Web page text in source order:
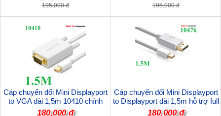
195,000 đ 195,000 đ
Cáp chuyển đổi Mini Displayport
to VGA dài 1,5m 10410 chính
hãng Ugreen cao cấp
180,000 đ
Cáp chuyển đổi Mini Displayport
to Displayport dài 1,5m hỗ trợ full
HD 3D 4K*2K chính hãng Ugreen
180,000 đ